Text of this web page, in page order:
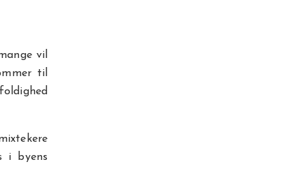
vil
til
i byens